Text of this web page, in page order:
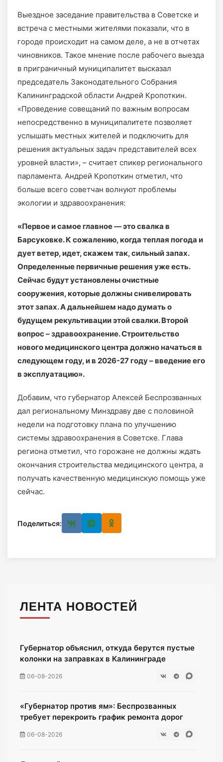
Выездное заседание правительства в Советске и
встреча с местными жителями показали, что в
городе происходит на самом деле, а не в отчетах
чиновников. Такое мнение после рабочего выезда
в приграничный муниципалитет высказал
председатель Законодательного Собрания
Калининградской области Андрей Кропоткин.
«Проведение совещаний по важным вопросам
непосредственно в муниципалитете позволяет
услышать местных жителей и подключить для
решения актуальных задач представителей всех
уровней власти», – считает спикер регионального
парламента. Андрей Кропоткин отметил, что
больше всего советчан волнуют проблемы
экологии и здравоохранения:
«Первое и самое главное — это свалка в
Барсуковке. К сожалению, когда теплая погода и
дует ветер, идет, скажем так, сильный запах.
Определенные первичные решения уже есть.
Сейчас будут установлены очистные
сооружения, которые должны снивелировать
этот запах. А дальнейшем надо думать о
будущем рекультивации этой свалки. Второй
вопрос – здравоохранение. Строительство
нового медицинского центра должно начаться в
следующем году, и в 2026-27 году – введение его
в эксплуатацию».
Добавим, что губернатор Алексей Беспрозванных
дал региональному Минздраву две с половиной
недели на подготовку плана по улучшению
системы здравоохранения в Советске. Глава
региона отметил, что горожане не должны ждать
окончания строительства медицинского центра, а
получать качественную медицинскую помощь уже
сейчас.
Поделиться:
ЛЕНТА НОВОСТЕЙ
Губернатор объяснил, откуда берутся пустые
колонки на заправках в Калининграде
06-08-2026
«Губернатор против ям»: Беспрозванных
требует перекроить график ремонта дорог
06-08-2026